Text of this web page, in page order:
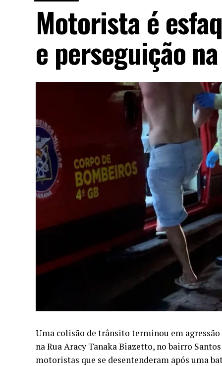
Motorista é
e perseguição
Uma colisão de trânsito terminou em
na Rua Aracy Tanaka Biazetto, no bairro
motoristas que se desentenderam após uma